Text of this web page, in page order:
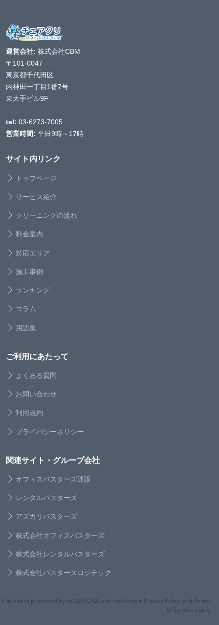
運営会社: 株式会社CBM
〒101-0047
東京都千代田区
内神田一丁目1番7号
東大手ビル9F
tel: 03-6273-7005
営業時間: 平日9時～17時
サイト内リンク
トップページ
サービス紹介
クリーニングの流れ
料金案内
対応エリア
施工事例
ランキング
コラム
用語集
ご利用にあたって
よくある質問
お問い合わせ
利用規約
プライバシーポリシー
関連サイト・グループ会社
オフィスバスターズ通販
レンタルバスターズ
アズカリバスターズ
株式会社オフィスバスターズ
株式会社レンタルバスターズ
株式会社バスターズロジテック
This site is protected by reCAPTCHA and the Google Privacy Policy and Terms
of Service apply.